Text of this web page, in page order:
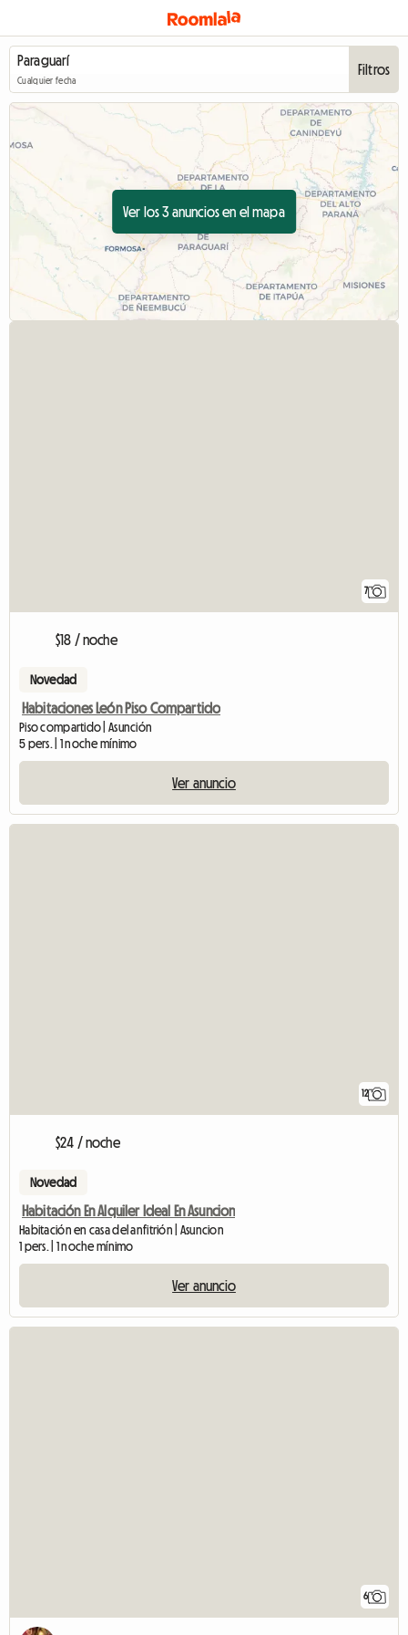
Cualquier fecha
Filtros
Ver los 3 anuncios en el mapa
7
$18 / noche
Novedad
Habitaciones León Piso Compartido
Piso compartido | Asunción
5 pers. | 1 noche mínimo
Ver anuncio
12
$24 / noche
Novedad
Habitación En Alquiler Ideal En Asuncion
Habitación en casa del anfitrión | Asuncion
1 pers. | 1 noche mínimo
Ver anuncio
6